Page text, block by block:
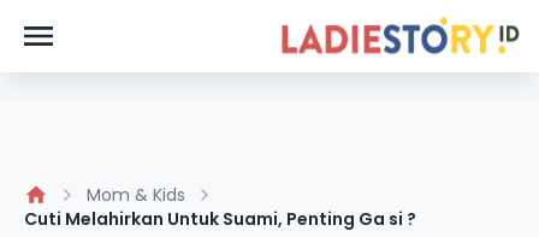
Mom & Kids
Cuti Melahirkan Untuk Suami, Penting Ga si ?